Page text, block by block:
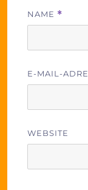
NAME *
E-MAIL-
WEBSITE